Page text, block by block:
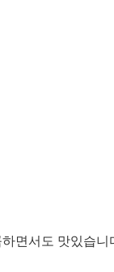
면서도 맛있습니